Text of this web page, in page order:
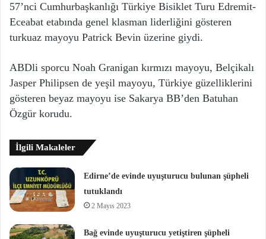
57’nci Cumhurbaşkanlığı Türkiye Bisiklet Turu Edremit-
Eceabat etabında genel klasman liderliğini gösteren
turkuaz mayoyu Patrick Bevin üzerine giydi.
ABDli sporcu Noah Granigan kırmızı mayoyu, Belçikalı
Jasper Philipsen de yeşil mayoyu, Türkiye güzelliklerini
gösteren beyaz mayoyu ise Sakarya BB’den Batuhan
Özgür korudu.
İlgili Makaleler
Edirne’de evinde uyuşturucu bulunan şüpheli
tutuklandı
2 Mayıs 2023
Bağ evinde uyuşturucu yetiştiren şüpheli